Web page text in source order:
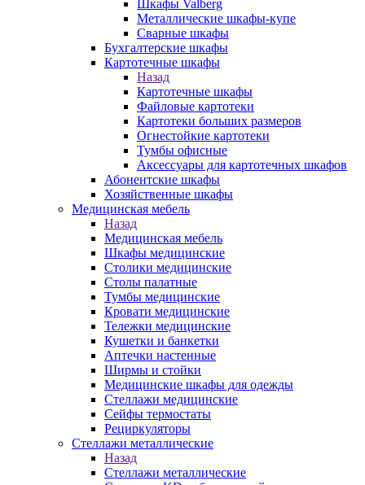
Шкафы Valberg
Металлические шкафы-купе
Сварные шкафы
Бухгалтерские шкафы
Картотечные шкафы
Назад
Картотечные шкафы
Файловые картотеки
Картотеки больших размеров
Огнестойкие картотеки
Тумбы офисные
Аксессуары для картотечных шкафов
Абонентские шкафы
Хозяйственные шкафы
Медицинская мебель
Назад
Медицинская мебель
Шкафы медицинские
Столики медицинские
Столы палатные
Тумбы медицинские
Кровати медицинские
Тележки медицинские
Кушетки и банкетки
Аптечки настенные
Ширмы и стойки
Медицинские шкафы для одежды
Стеллажи медицинские
Сейфы термостаты
Рециркуляторы
Стеллажи металлические
Назад
Стеллажи металлические